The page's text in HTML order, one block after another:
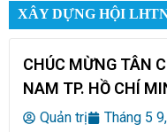
XÂY DỰNG HỘI
CHÚC MỪNG TÂN
NAM TP. HỒ CHÍ
Quản trị Tháng 5